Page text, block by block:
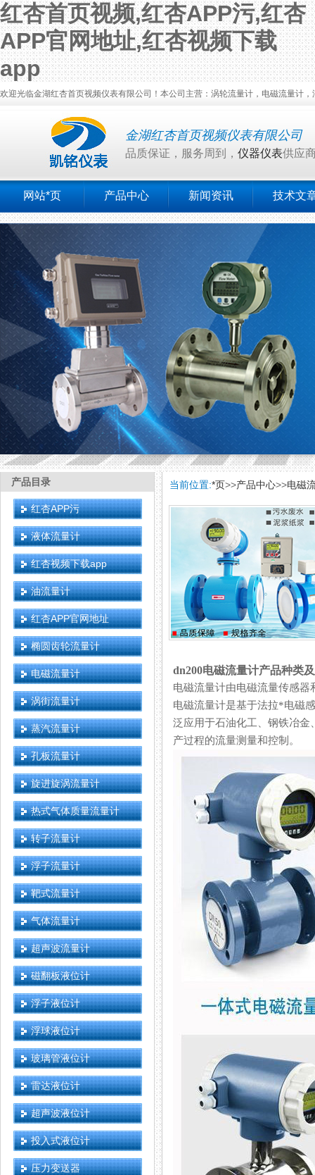
红杏首页视频,红杏APP污,红杏
APP官网地址,红杏视频下载
app
欢迎光临金湖红杏首页视频仪表有限公司！本公司主营：涡轮流量计，电磁流量计
金湖红杏首页视频仪表有限公司
品质保证，服务周到， 仪器仪表供应
网站*页 产品中心 新闻资讯 技术文
产品目录
红杏APP污
液体流量计
红杏视频下载app
油流量计
红杏APP官网地址
椭圆齿轮流量计
电磁流量计
涡街流量计
蒸汽流量计
孔板流量计
旋进旋涡流量计
热式气体质量流量计
转子流量计
浮子流量计
靶式流量计
气体流量计
超声波流量计
磁翻板液位计
浮子液位计
浮球液位计
玻璃管液位计
雷达液位计
超声波液位计
投入式液位计
压力变送器
当前位置:*页>>产品中心>>电磁
dn200电磁流量计产品种类
电磁流量计由电磁流量传感器和
电磁流量计是基于法拉*电磁感
泛应用于石油化工、钢铁冶金
产过程的流量测量和控制。